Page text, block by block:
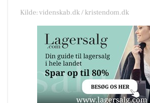
Kilde: videnskab.dk / kristendom.dk